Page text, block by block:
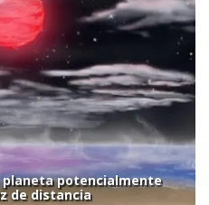
potencialmente
de distancia